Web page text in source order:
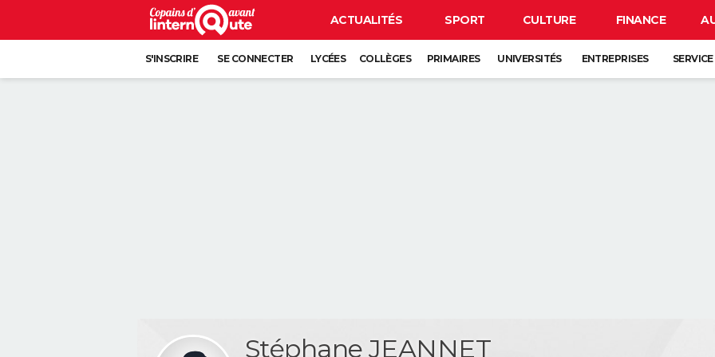
ACTUALITÉS SPORT CULTURE FINANCE
S'INSCRIRE SE CONNECTER LYCÉES COLLÈGES PRIMAIRES UNIVERSITÉS ENTREPRISES
Stéphane JEANNET